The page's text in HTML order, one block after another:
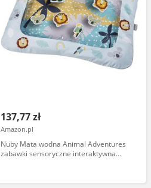
137,77 zł
Amazon.pl
Nuby Mata wodna Animal Adventures
zabawki sensoryczne interaktywna
048526890729, wielokolorowa, jeden